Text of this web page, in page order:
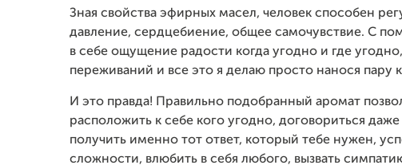
Зная свойства эфирных масел, человек способен
давление, сердцебиение, общее самочувствие. С
в себе ощущение радости когда угодно и где
переживаний и все это я делаю просто нанося пару
И это правда! Правильно подобранный аромат
расположить к себе кого угодно, договориться
получить именно тот ответ, который тебе нужен,
сложности, влюбить в себя любого, вызвать